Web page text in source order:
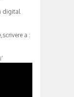
digital
a :